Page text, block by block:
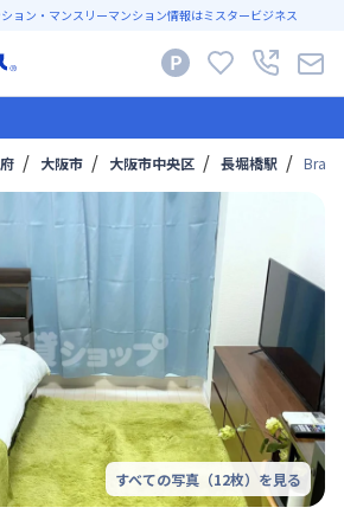
ョン・マンスリーマンション情報はミスタービジネス
大阪市 大阪市中央区 長堀橋駅
すべての写真（12枚）を見る